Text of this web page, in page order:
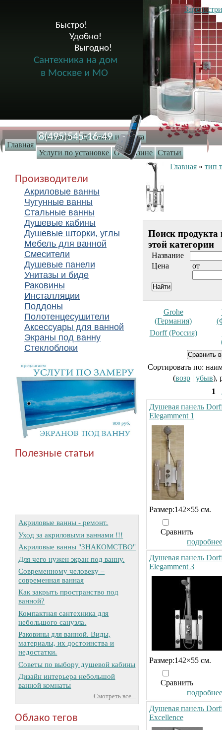
Главная
Самовывоз Доставка и оплата
Услуги по установке О магазине Статьи
Быстро!
              Удобно!
                      Выгодно!
Сантехника на дом
в Москве и МО
8(495)545-16-49
Производители
Акриловые ванны
Чугунные ванны
Стальные ванны
Душевые кабины
Душевые шторки, углы
Мебель для ванной
Смесители
Душевые панели
Унитазы и биде
Раковины
Инсталляции
Поддоны
Полотенцесушители
Аксессуары для ванной
Экраны под ванну
Стеклоблоки
Полезные статьи
Акриловые ванны - ремонт.
Уход за акриловыми ваннами !!!
Акриловые ванны "ЗНАКОМСТВО"
Для чего нужен экран под ванну.
Современному человеку –
современная ванная
Как закрыть пространство под
ванной?
Компактная сантехника для
небольшого санузла.
Раковины для ванной. Виды,
материалы, их достоинства и
недостатки.
Советы по выбору душевой кабины
Дизайн интерьера небольшой
ванной комнаты
Смотреть все...
Облако тегов
Главная » тип
Поиск продукта
этой категории
Название
Цена
от
Grohe
(Германия)
Dorff (Россия)
Сортировать по:
(возр | убыв),
1
Душевая панель
Elegamment 1
Размер:142×55 см.
Сравнить
Душевая панель
Elegamment 3
Размер:142×55 см.
Сравнить
Душевая панель
Excellence